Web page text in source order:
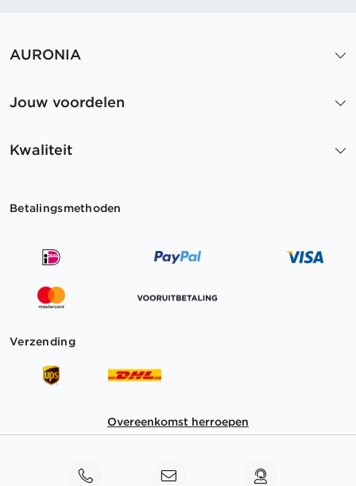
AURONIA
Jouw voordelen
Kwaliteit
Betalingsmethoden
Verzending
Overeenkomst herroepen